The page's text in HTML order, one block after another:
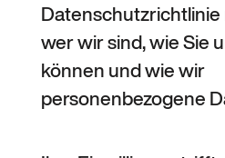
wer wir sind, wie Sie
können und wie wir
personenbezogene